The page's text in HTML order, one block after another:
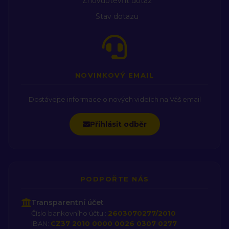
SLEDUJTE DALŠÍ NÁŠ OBSAH? Instagram:
https://www.instagram.com/klenotyzivota Facebook:
https://svobodnatelevize.info PODCASTY? Spotify:
https://spoti.fi/3SKshf1 Apple Podcasts:
Stav dotazu
NOVINKOVÝ EMAIL
Dostávejte informace o nových videích na Váš email
Přihlásit odběr
PODPOŘTE NÁS
Transparentní účet
Číslo bankovního účtu:: 2603070277/2010
IBAN: CZ37 2010 0000 0026 0307 0277